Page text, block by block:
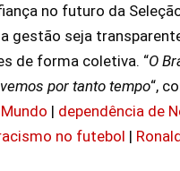
no futuro da
gestão seja
de forma coletiva. “O
por tanto tempo“,
| dependência de
no futebol |